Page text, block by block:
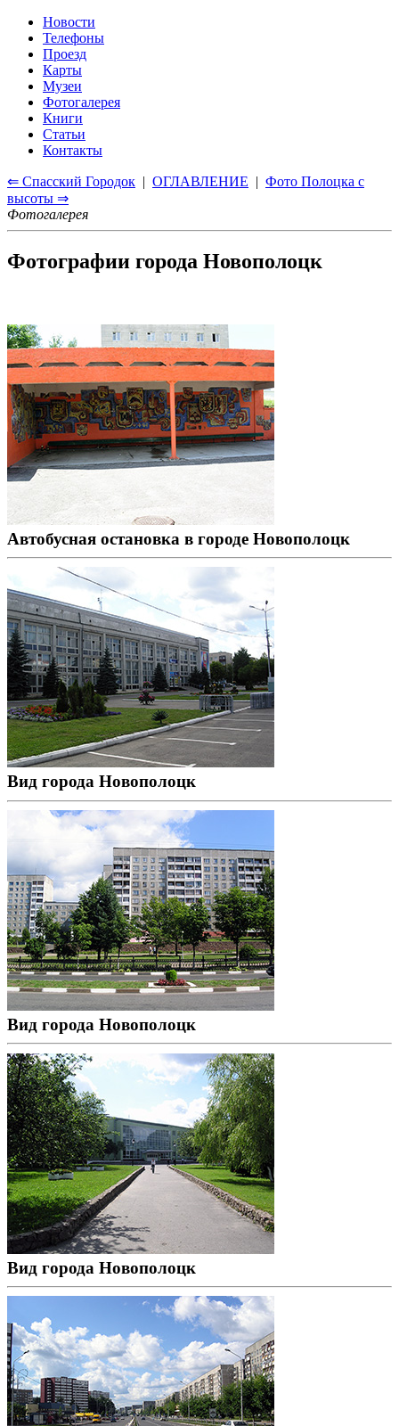
Новости
Телефоны
Проезд
Карты
Музеи
Фотогалерея
Книги
Статьи
Контакты
⇐ Спасский Городок | ОГЛАВЛЕНИЕ | Фото Полоцка с
высоты ⇒
Фотогалерея
Фотографии города Новополоцк
Автобусная остановка в городе Новополоцк
Вид города Новополоцк
Вид города Новополоцк
Вид города Новополоцк